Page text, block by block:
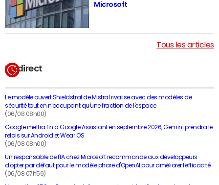
En direct
Le modèle ouvert Shieldstral de Mistral rivalise avec des modèles de
sécurité tout en n'occupant qu'une fraction de l'espace
(06/08 08h00)
Google mettra fin à Google Assistant en septembre 2026, Gemini prendra le
relais sur Android et Wear OS
(06/08 08h00)
Un responsable de l'IA chez Microsoft recommande aux développeurs
d'opter par défaut pour le modèle phare d'OpenAI pour améliorer l'efficacité
(06/08 07h59)
Microsoft
Tous les articles